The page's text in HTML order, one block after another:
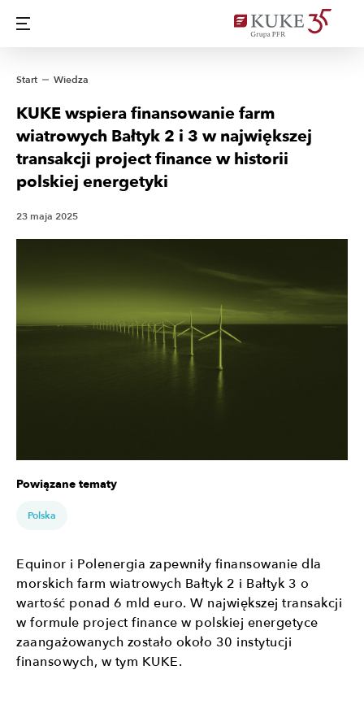
Start Wiedza
KUKE wspiera finansowanie farm
wiatrowych Bałtyk 2 i 3 w największej
transakcji project finance w historii
polskiej energetyki
23 maja 2025
Equinor i Polenergia zapewniły finansowanie dla
morskich farm wiatrowych Bałtyk 2 i Bałtyk 3 o
wartość ponad 6 mld euro. W największej transakcji
w formule project finance w polskiej energetyce
zaangażowanych zostało około 30 instytucji
finansowych, w tym KUKE.
Powiązane tematy
Polska